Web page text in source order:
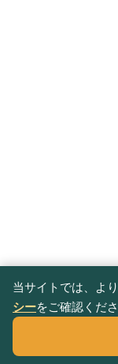
当サイトでは、よ
シーをご確認くださ